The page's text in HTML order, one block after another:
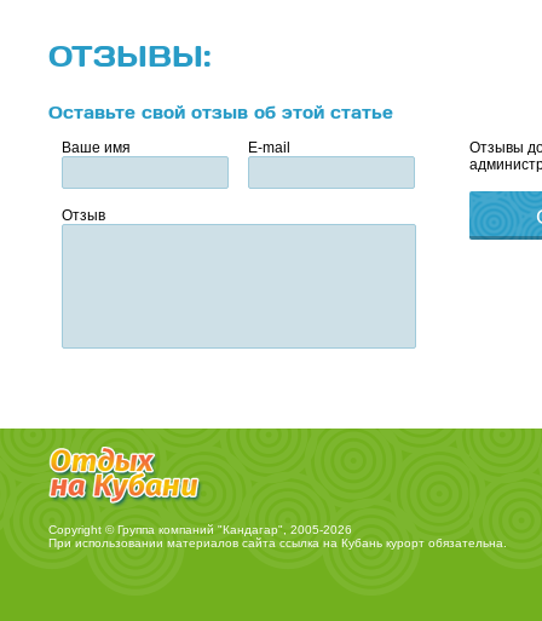
ОТЗЫВЫ:
Оставьте свой отзыв об этой статье
Ваше имя E-mail
Отзыв
Отзывы
Copyright © Группа компаний "Кандагар", 2005-2026
При использовании материалов сайта ссылка на Кубань курортобязательна.